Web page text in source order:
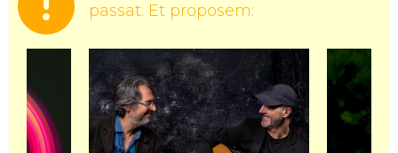
passat. Et proposem: